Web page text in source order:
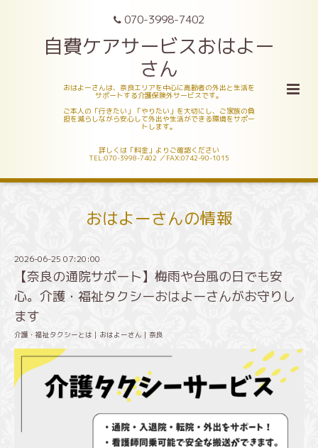
070-3998-7402
自費ケアサービスおはよー
さん
おはよーさんは、奈良エリアを中心に高齢者の外出と生活を
サポートする介護保険外サービスです。
ご本人の「行きたい」「やりたい」を大切にし、ご家族の負
担を減らしながら安心して外出や生活ができる環境をサポー
トします。
詳しくは「料金」よりご確認ください
TEL:070-3998-7402 ／FAX:0742-90-1015
おはよーさんの情報
2026-06-25 07:20:00
【奈良の通院サポート】梅雨や台風の日でも安
心。介護・福祉タクシーおはよーさんがお守りし
ます
介護・福祉タクシーとは｜おはよーさん｜奈良